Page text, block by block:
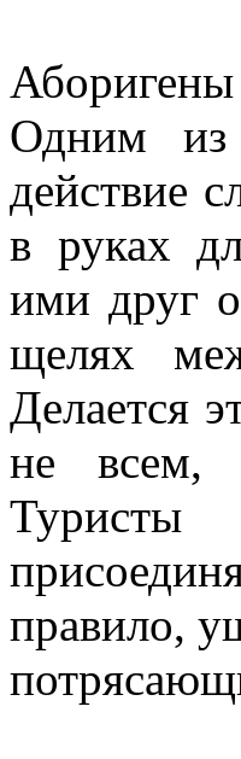
Одним из
действие
в руках
ими друг
щелях
Делается
не всем,
правило,